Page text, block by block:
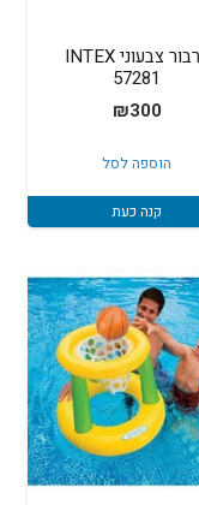
ברבור צבעוני INTEX
57281
₪300
הוספה לסל
קנה כעת